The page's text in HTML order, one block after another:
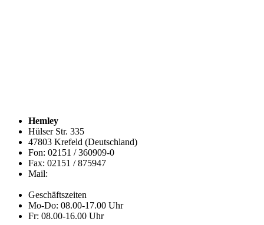
Hemley
Hülser Str. 335
47803 Krefeld (Deutschland)
Fon: 02151 / 360909-0
Fax: 02151 / 875947
Mail:
Geschäftszeiten
Mo-Do: 08.00-17.00 Uhr
Fr: 08.00-16.00 Uhr